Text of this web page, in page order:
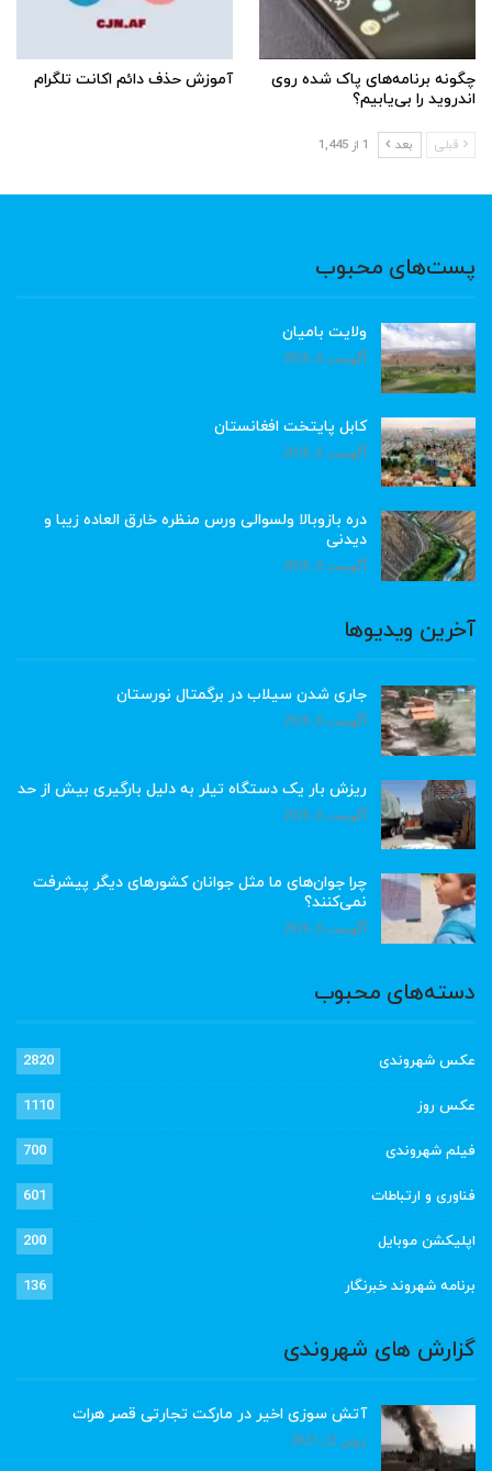
چگونه برنامه‌های پاک شده روی
اندروید را بی‌یابیم؟
آموزش حذف دائم اکانت تلگرام
قبلی بعد 1 از 1,445
پست‌های محبوب
ولایت بامیان
آگوست 6, 2026
کابل پایتخت افغانستان
آگوست 6, 2026
دره بازوبالا ولسوالی ورس منظره خارق العاده زیبا و
دیدنی
آگوست 6, 2026
آخرین ویدیوها
جاری شدن سیلاب در برگمتال نورستان
آگوست 6, 2026
ریزش بار یک دستگاه تیلر به دلیل بارگیری بیش از حد
آگوست 6, 2026
چرا جوان‌های ما مثل جوانان کشورهای دیگر پیشرفت
نمی‌کنند؟
آگوست 6, 2026
دسته‌های محبوب
عکس شهروندی 2820
عکس روز 1110
فیلم شهروندی 700
فناوری و ارتباطات 601
اپلیکشن موبایل 200
برنامه شهروند خبرنگار 136
گزارش های شهروندی
آتش سوزی اخیر در مارکت تجارتی قصر هرات
ژوئن 22, 2023